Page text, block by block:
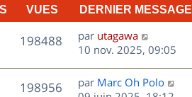
e
s
n
i
e
r
e
s
VUES DERNIER MESSAGE
198488V
u
e
D
e
n
i
par utagawa
10 nov. 2025, 09:05
198956V
D
par Marc Oh Polo